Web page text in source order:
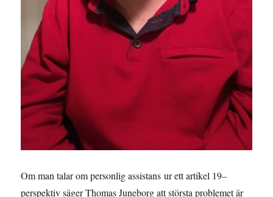
Om man talar om personlig assistans ur ett artikel 19–
perspektiv säger Thomas Juneborg att största problemet är